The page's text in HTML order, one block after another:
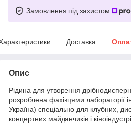
Замовлення під захистом
Доставка
Опис
Рідина для утворення
розроблена фахівцями лабораторії
Україна) спеціально для клубних,
концертних майданчиків і